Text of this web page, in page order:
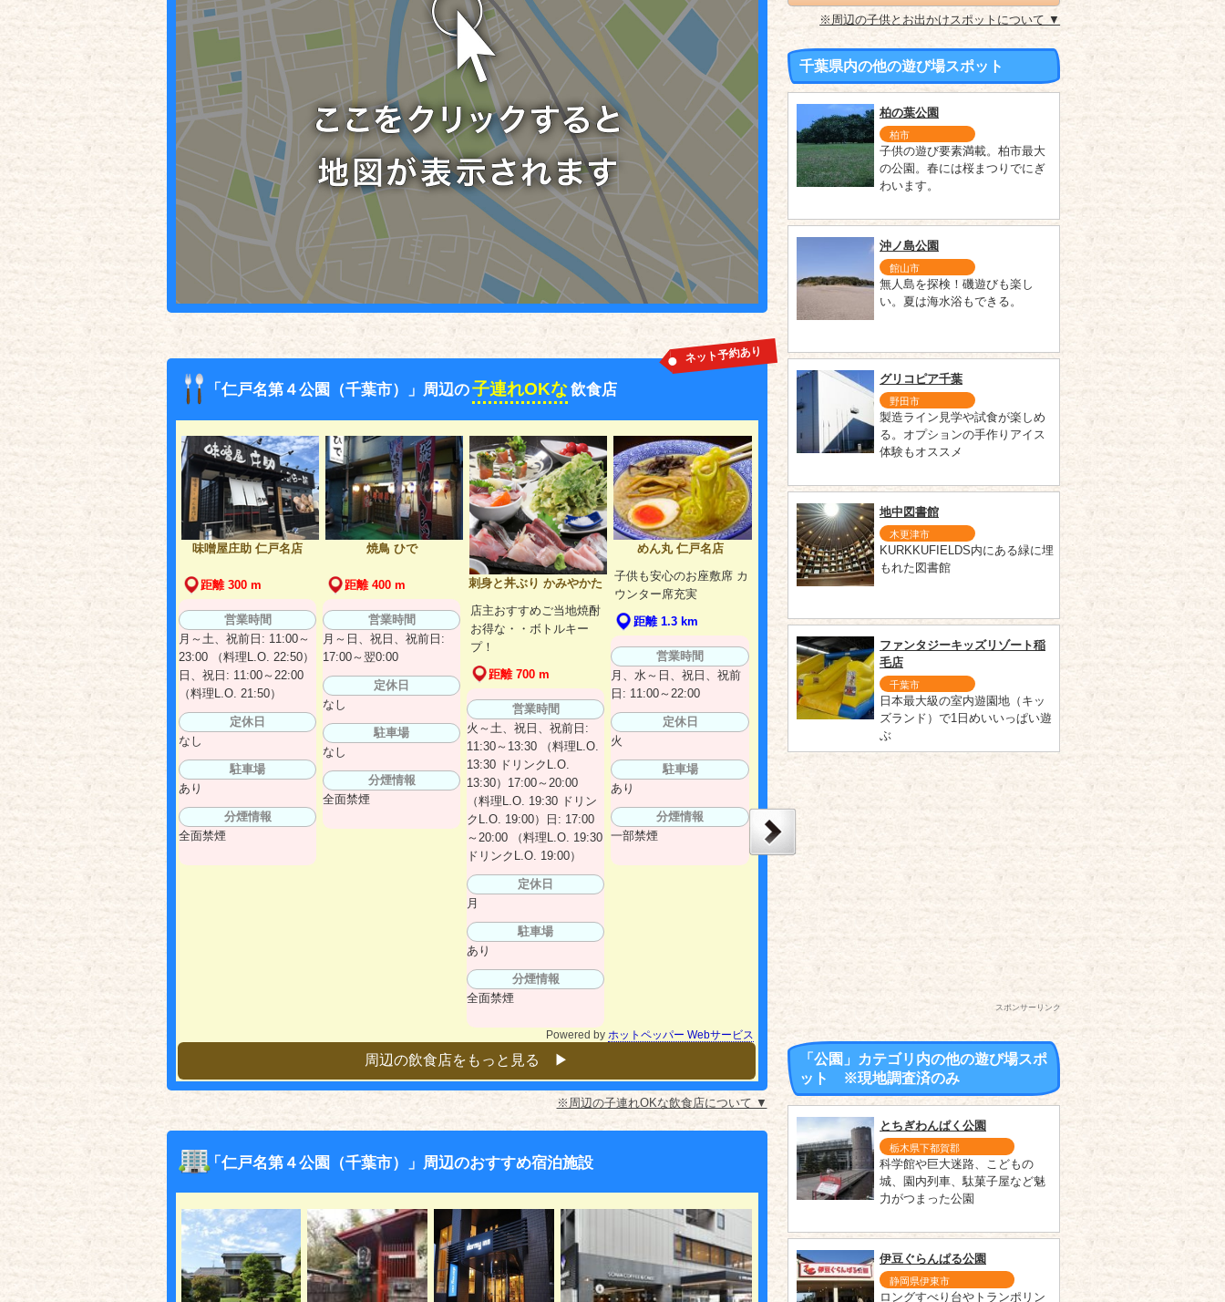
「仁戸名第４公園（千葉市）」周辺の子連れOKな飲食店
ネット予約あり
味噌屋庄助 仁戸名店
距離 300 m
営業時間
月～土、祝前日: 11:00～
23:00 （料理L.O. 22:50）
日、祝日: 11:00～22:00
（料理L.O. 21:50）
定休日
なし
駐車場
あり
分煙情報
全面禁煙
焼鳥 ひで
距離 400 m
営業時間
月～日、祝日、祝前日:
17:00～翌0:00
定休日
なし
駐車場
なし
分煙情報
全面禁煙
刺身と丼ぶり かみやかた
店主おすすめご当地焼酎
お得な・・ボトルキー
プ！
距離 700 m
営業時間
火～土、祝日、祝前日:
11:30～13:30 （料理L.O.
13:30 ドリンクL.O.
13:30）17:00～20:00
（料理L.O. 19:30 ドリン
クL.O. 19:00）日: 17:00
～20:00 （料理L.O. 19:30
ドリンクL.O. 19:00）
定休日
月
駐車場
あり
分煙情報
全面禁煙
めん丸 仁戸名店
子供も安心のお座敷席 カ
ウンター席充実
距離 1.3 km
営業時間
月、水～日、祝日、祝前
日: 11:00～22:00
定休日
火
駐車場
あり
分煙情報
一部禁煙
Powered by ホットペッパー Webサービス
周辺の飲食店をもっと見る ▶︎
※周辺の子連れOKな飲食店について ▼
「仁戸名第４公園（千葉市）」周辺のおすすめ宿泊施設
※周辺の子供とお出かけスポットについて ▼
千葉県内の他の遊び場スポット
柏の葉公園
柏市
子供の遊び要素満載。柏市最大
の公園。春には桜まつりでにぎ
わいます。
沖ノ島公園
館山市
無人島を探検！磯遊びも楽し
い。夏は海水浴もできる。
グリコピア千葉
野田市
製造ライン見学や試食が楽しめ
る。オプションの手作りアイス
体験もオススメ
地中図書館
木更津市
KURKKUFIELDS内にある緑に埋
もれた図書館
ファンタジーキッズリゾート稲
毛店
千葉市
日本最大級の室内遊園地（キッ
ズランド）で1日めいいっぱい遊
ぶ
スポンサーリンク
「公園」カテゴリ内の他の遊び場スポ
ット ※現地調査済のみ
とちぎわんぱく公園
栃木県下都賀郡
科学館や巨大迷路、こどもの
城、園内列車、駄菓子屋など魅
力がつまった公園
伊豆ぐらんぱる公園
静岡県伊東市
ロングすべり台やトランポリン